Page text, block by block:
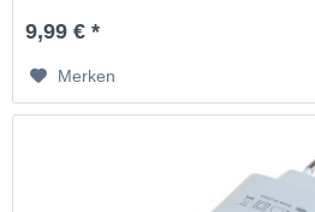
9,99 € *
Merken